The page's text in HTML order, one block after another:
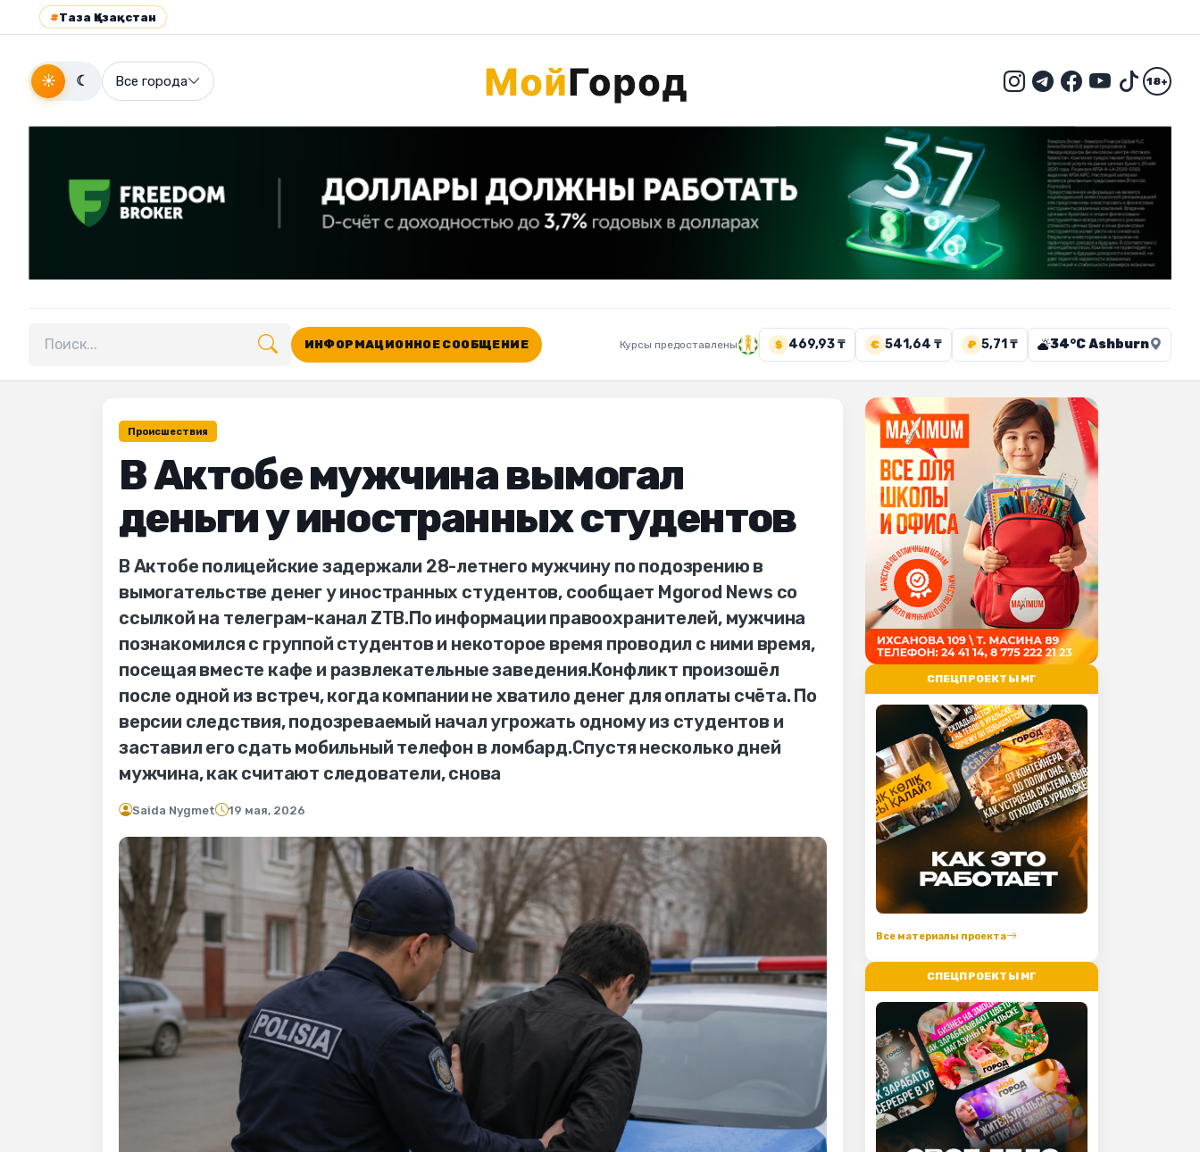
#Таза Қазақстан
☀ ☾ Все города 18+
Поиск по сайту
ИНФОРМАЦИОННОЕ СООБЩЕНИЕ Курсы предоставлены $ 469,93 ₸ € 541,64 ₸ ₽ 5,71 ₸ 34°C Ashburn
Происшествия
В Актобе мужчина вымогал
деньги у иностранных студентов
В Актобе полицейские задержали 28-летнего мужчину по подозрению в
вымогательстве денег у иностранных студентов, сообщает Mgorod News со
ссылкой на телеграм-канал ZTB.По информации правоохранителей, мужчина
познакомился с группой студентов и некоторое время проводил с ними время,
посещая вместе кафе и развлекательные заведения.Конфликт произошёл
после одной из встреч, когда компании не хватило денег для оплаты счёта. По
версии следствия, подозреваемый начал угрожать одному из студентов и
заставил его сдать мобильный телефон в ломбард.Спустя несколько дней
мужчина, как считают следователи, снова
Saida Nygmet 19 мая, 2026
СПЕЦПРОЕКТЫ МГ
Все материалы проекта
СПЕЦПРОЕКТЫ МГ